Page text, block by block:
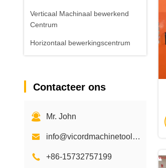
Verticaal Machinaal bewerkend
Centrum
Horizontaal bewerkingscentrum
Contacteer ons
Mr. John
info@vicordmachinetool.com
+86-15732757199